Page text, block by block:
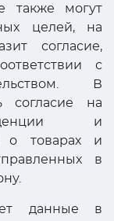
также могут
целей, на
согласие,
с
В
согласие на
и
о товарах и
в
данные в